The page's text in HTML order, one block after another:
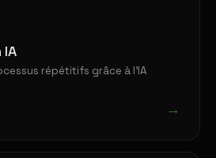
répétitifs grâce à l'IA
→